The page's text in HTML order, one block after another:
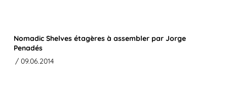
Nomadic Shelves étagères à assembler par Jorge
Penadés
/ 09.06.2014